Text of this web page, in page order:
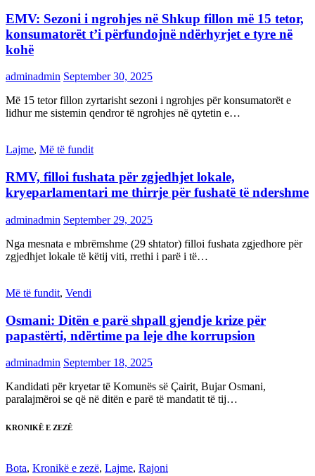
EMV: Sezoni i ngrohjes në Shkup fillon më 15 tetor,
konsumatorët t’i përfundojnë ndërhyrjet e tyre në
kohë
adminadmin September 30, 2025
Më 15 tetor fillon zyrtarisht sezoni i ngrohjes për konsumatorët e
lidhur me sistemin qendror të ngrohjes në qytetin e…
Lajme, Më të fundit
RMV, filloi fushata për zgjedhjet lokale,
kryeparlamentari me thirrje për fushatë të ndershme
adminadmin September 29, 2025
Nga mesnata e mbrëmshme (29 shtator) filloi fushata zgjedhore për
zgjedhjet lokale të këtij viti, rrethi i parë i të…
Më të fundit, Vendi
Osmani: Ditën e parë shpall gjendje krize për
papastërti, ndërtime pa leje dhe korrupsion
adminadmin September 18, 2025
Kandidati për kryetar të Komunës së Çairit, Bujar Osmani,
paralajmëroi se që në ditën e parë të mandatit të tij…
KRONIKË E ZEZË
Bota, Kronikë e zezë, Lajme, Rajoni